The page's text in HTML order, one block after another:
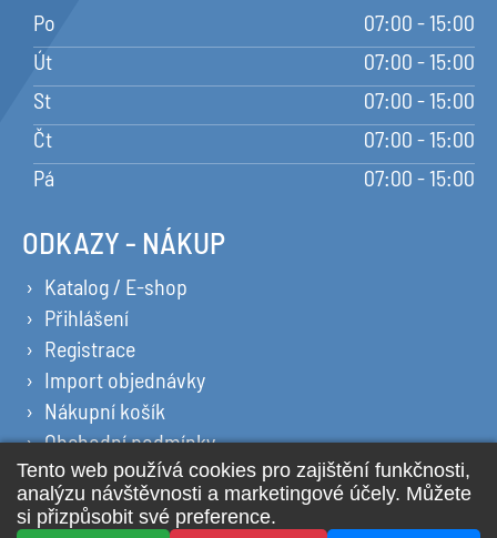
Po
07:00 - 15:00
Út
07:00 - 15:00
St
07:00 - 15:00
Čt
07:00 - 15:00
Pá
07:00 - 15:00
ODKAZY - NÁKUP
Katalog / E-shop
Přihlášení
Registrace
Import objednávky
Nákupní košík
Obchodní podmínky
Ochrana osobních údajů
Prohlášení o cookies